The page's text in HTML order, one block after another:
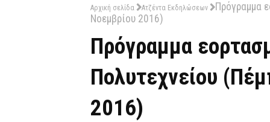
Αρχική σελίδα Ατζέντα Εκδηλώσεων
Πρόγραμμα
Νοεμβρίου 2016)
Πρόγραμμα
Πολυτεχνείου
2016)